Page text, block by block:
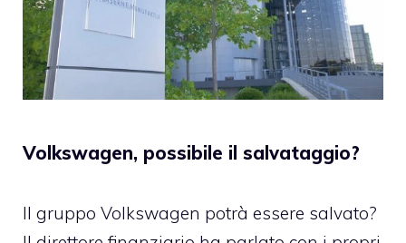
Volkswagen, possibile il salvataggio?
Il gruppo Volkswagen potrà essere salvato?